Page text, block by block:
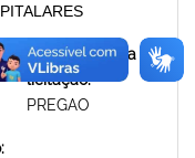
Modalidade da
licitação:
PREGAO